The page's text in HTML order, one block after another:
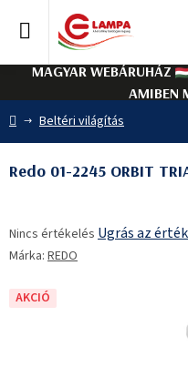
tartalomhoz
MAGYAR WEBÁRUHÁZ
AMIBEN
Kezdőlap
Beltéri világítás
Redo 01-2245 ORBIT
termék
átlagos
5-
Nincs értékelés Ugrás az
Márka: REDO
AKCIÓ